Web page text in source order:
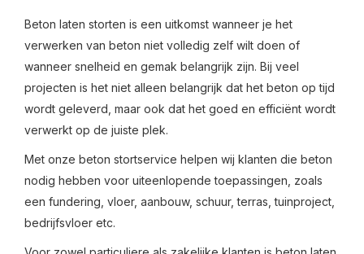
Beton laten storten is een uitkomst wanneer je het
verwerken van beton niet volledig zelf wilt doen of
wanneer snelheid en gemak belangrijk zijn. Bij veel
projecten is het niet alleen belangrijk dat het beton op tijd
wordt geleverd, maar ook dat het goed en efficiënt wordt
verwerkt op de juiste plek.
Met onze beton stortservice helpen wij klanten die beton
nodig hebben voor uiteenlopende toepassingen, zoals
een fundering, vloer, aanbouw, schuur, terras, tuinproject,
bedrijfsvloer etc.